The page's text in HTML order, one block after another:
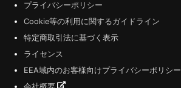
プライバシーポリシー
Cookie等の利用に関するガイドライン
特定商取引法に基づく表示
ライセンス
EEA域内のお客様向けプライバシーポリシー